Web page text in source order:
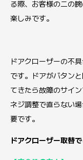
る際、お客様の二の
楽しみです。
ドアクローザーの不
です。ドアがバタン
てきたら故障のサイン
ネジ調整で直らない
要です。
ドアクローザー取替